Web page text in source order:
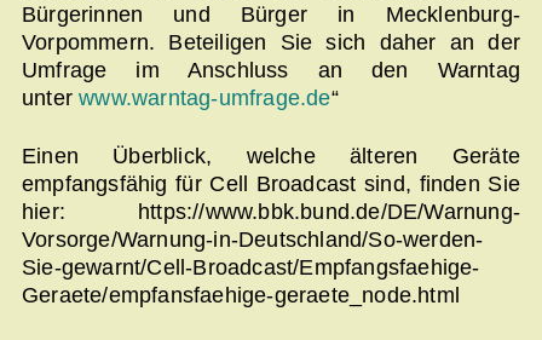
Bürgerinnen und Bürger in Mecklenburg-
Vorpommern. Beteiligen Sie sich daher an der
Umfrage im Anschluss an den Warntag
unterwww.warntag-umfrage.de“
Einen Überblick, welche älteren Geräte
empfangsfähig für Cell Broadcast sind, finden Sie
hier: https://www.bbk.bund.de/DE/Warnung-
Vorsorge/Warnung-in-Deutschland/So-werden-
Sie-gewarnt/Cell-Broadcast/Empfangsfaehige-
Geraete/empfansfaehige-geraete_node.html